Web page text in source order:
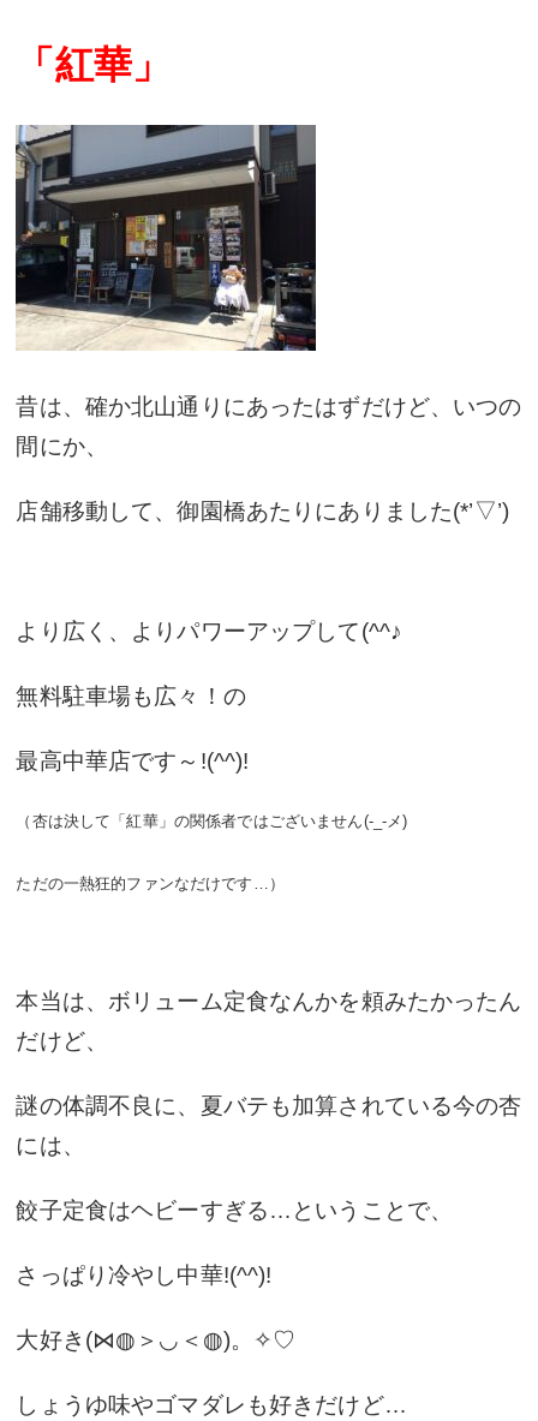
「紅華」
昔は、確か北山通りにあったはずだけど、いつの
間にか、
店舗移動して、御園橋あたりにありました(*’▽’)
より広く、よりパワーアップして(^^♪
無料駐車場も広々！の
最高中華店です～!(^^)!
（杏は決して「紅華」の関係者ではございません(-_-メ)
ただの一熱狂的ファンなだけです…）
本当は、ボリューム定食なんかを頼みたかったん
だけど、
謎の体調不良に、夏バテも加算されている今の杏
には、
餃子定食はヘビーすぎる…ということで、
さっぱり冷やし中華!(^^)!
大好き(⋈◍＞◡＜◍)。✧♡
しょうゆ味やゴマダレも好きだけど…